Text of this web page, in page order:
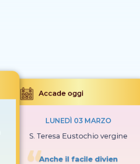
Accade oggi
LUNEDÌ 03 MARZO
S. Teresa Eustochio vergine
Anche il facile divien